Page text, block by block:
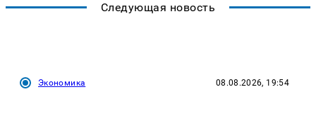
Следующая новость
Экономика 08.08.2026, 19:54